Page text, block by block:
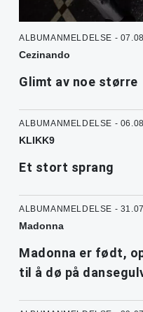
ALBUMANMELDELSE -
Cezinando
Glimt av noe større
ALBUMANMELDELSE -
KLIKK9
Et stort sprang
ALBUMANMELDELSE -
Madonna
Madonna er født,
til å dø på